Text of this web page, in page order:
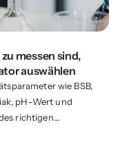
zu messen sind"
wo Sie die
messen sind,
auswählen
wie BSB,
pH-Wert und
richtigen